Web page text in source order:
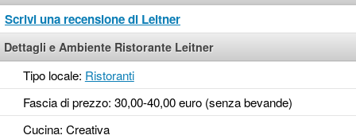
Scrivi una recensione di Leitner
Dettagli e Ambiente Ristorante Leitner
Tipo locale: Ristoranti
Fascia di prezzo: 30,00-40,00 euro (senza bevande)
Cucina: Creativa